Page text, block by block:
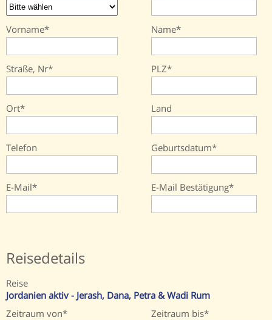
Vorname Name
Straße, Nr PLZ
Ort Land
Telefon Geburtsdatum
E-Mail E-Mail Bestätigung
Reisedetails
Reise
Jordanien aktiv - Jerash, Dana, Petra & Wadi Rum
Zeitraum von
Zeitraum bis